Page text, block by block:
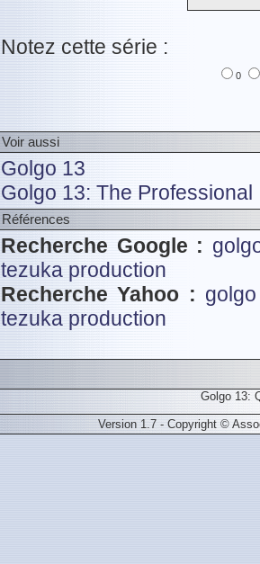
Notez cette série :
0
Voir aussi
Golgo 13
Golgo 13: The Professional
Références
Recherche Google :
tezuka production
Recherche Yahoo :
tezuka production
Golgo 13:
Version 1.7 - Copyright ©